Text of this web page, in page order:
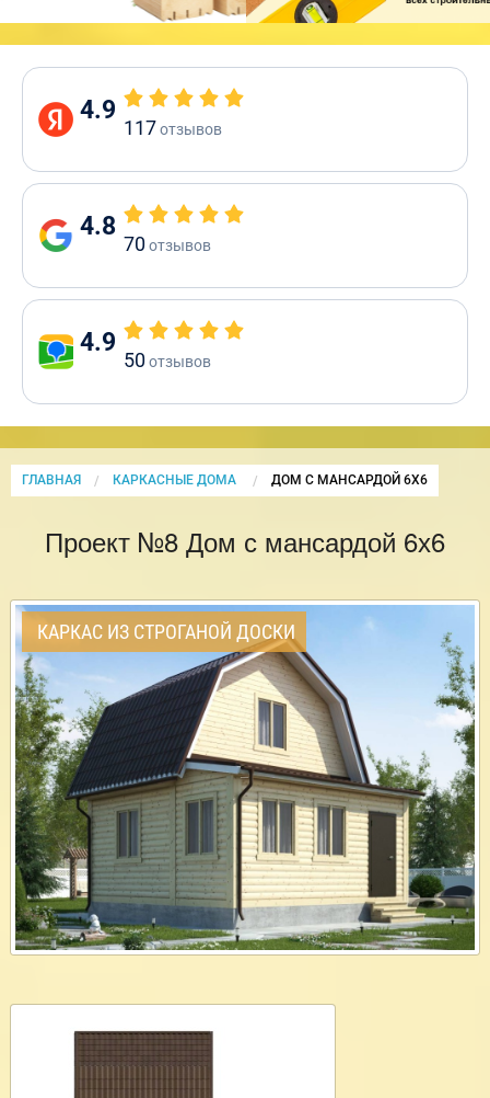
4.9
117отзывов
4.8
70отзывов
4.9
50отзывов
ГЛАВНАЯ КАРКАСНЫЕ ДОМА CURRENT:
ДОМ С МАНСАРДОЙ 6Х6
Проект №8 Дом с мансардой 6х6
КАРКАС ИЗ СТРОГАНОЙ ДОСКИ